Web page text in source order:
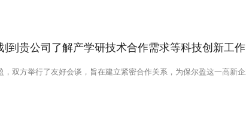
到贵公司了解产学研技术合作需求等科技创新工作
双方举行了友好会谈，旨在建立紧密合作关系，为保尔盈这一高新